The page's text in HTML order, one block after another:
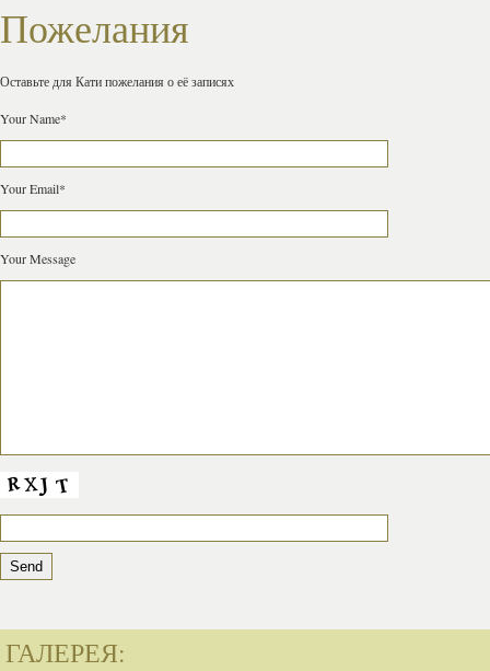
Пожелания
Оставьте для Кати пожелания о её записях
Your Name*
Your Email*
Your Message
ГАЛЕРЕЯ: